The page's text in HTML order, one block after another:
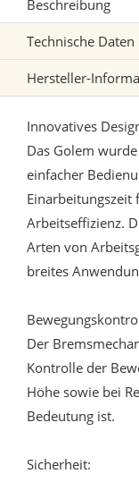
Beschreibung
Technische Daten
Hersteller-
Innovatives
Das Golem
einfacher
Arbeitseffizienz.
Arten von
breites
Der
Kontrolle der
Höhe sowie bei
Bedeutung ist.
Sicherheit: